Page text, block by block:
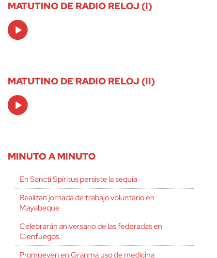
MATUTINO DE RADIO RELOJ (I)
Audio
Player
MATUTINO DE RADIO RELOJ (II)
Audio
Player
MINUTO A MINUTO
En Sancti Spíritus persiste la sequía
Realizan jornada de trabajo voluntario en
Mayabeque
Celebrarán aniversario de las federadas en
Cienfuegos
Promueven en Granma uso de medicina